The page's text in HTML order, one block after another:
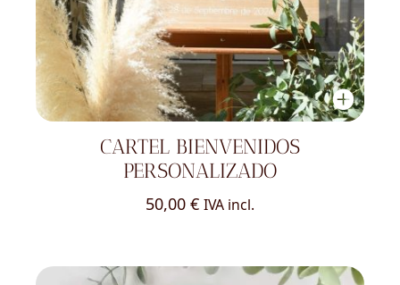
CARTEL BIENVENIDOS
PERSONALIZADO
50,00 € IVA incl.